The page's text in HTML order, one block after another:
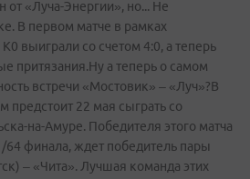
от «Луча-Энергии», но... Не
В первом матче в рамках
выиграли со счетом 4:0, а теперь
притязания.Ну а теперь о самом
встречи «Мостовик» – «Луч»?В
предстоит 22 мая сыграть со
на-Амуре. Победителя этого матча
финала, ждет победитель пары
– «Чита». Лучшая команда этих